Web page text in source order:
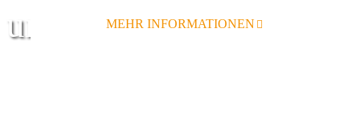
und Familie
MEHR INFORMATIONEN